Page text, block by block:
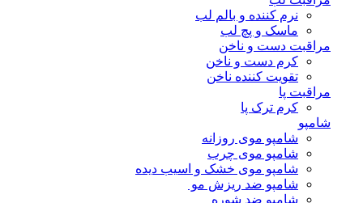
نرم کننده و بالم لب
ماسک و پچ لب
مراقبت دست و ناخن
کرم دست و ناخن
تقویت کننده ناخن
مراقبت پا
کرم ترک پا
شامپو
شامپو موی روزانه
شامپو موی چرب
شامپو موی خشک و اسیب دیده
شامپو ضد ریزش مو
شامپو ضد شوره